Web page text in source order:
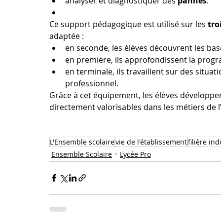
Ce support pédagogique est utilisé sur les
adaptée :
en seconde, les élèves découvrent les
en première, ils approfondissent la
en terminale, ils travaillent sur des
professionnel.
Grâce à cet équipement, les élèves
directement valorisables dans les métiers de
L'Ensemble scolairevie de l'établissementfilière
Ensemble Scolaire
Lycée Pro